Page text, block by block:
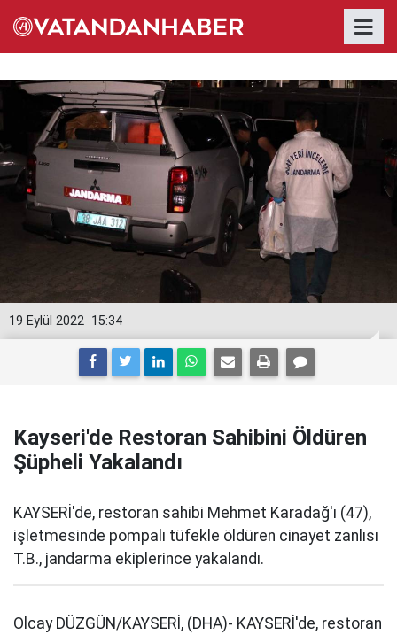
15:34
19 Eylül 2022
Kayseri'de Restoran Sahibini Öldüren
Şüpheli Yakalandı
KAYSERİ'de, restoran sahibi Mehmet Karadağ'ı (47),
işletmesinde pompalı tüfekle öldüren cinayet zanlısı
T.B., jandarma ekiplerince yakalandı.
Olcay DÜZGÜN/KAYSERİ, (DHA)- KAYSERİ'de, restoran